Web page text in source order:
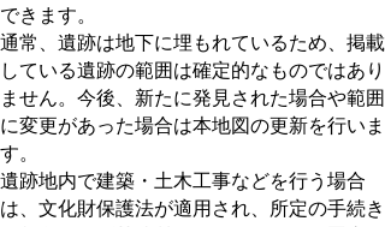
できます。
通常、遺跡は地下に埋もれているため、掲載
している遺跡の範囲は確定的なものではあり
ません。今後、新たに発見された場合や範囲
に変更があった場合は本地図の更新を行いま
す。
遺跡地内で建築・土木工事などを行う場合
は、文化財保護法が適用され、所定の手続き